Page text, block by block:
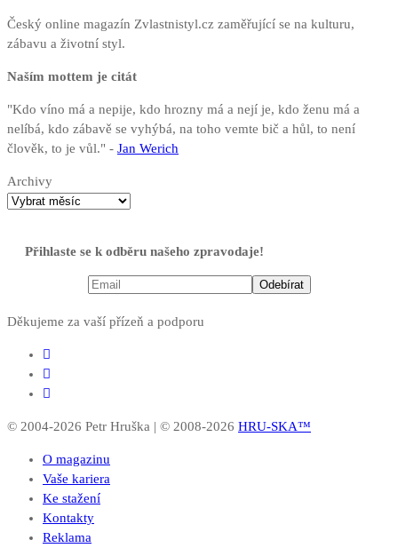
Český online magazín Zvlastnistyl.cz zaměřující se na kulturu,
zábavu a životní styl.
Naším mottem je citát
"Kdo víno má a nepije, kdo hrozny má a nejí je, kdo ženu má a
nelíbá, kdo zábavě se vyhýbá, na toho vemte bič a hůl, to není
člověk, to je vůl." - Jan Werich
Archivy
Přihlaste se k odběru našeho zpravodaje!
Děkujeme za vaší přízeň a podporu
© 2004-2026 Petr Hruška | © 2008-2026 HRU-SKA™
O magazinu
Vaše kariera
Ke stažení
Kontakty
Reklama